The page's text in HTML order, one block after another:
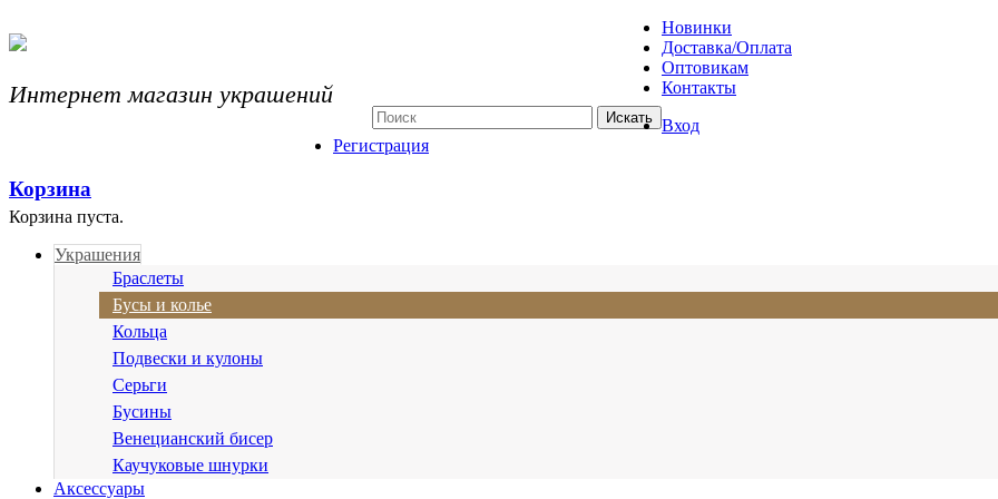
Интернет магазин украшений
Новинки
Доставка/Оплата
Оптовикам
Контакты
Вход
Регистрация
Корзина
Корзина пуста.
Украшения
Браслеты
Бусы и колье
Кольца
Подвески и кулоны
Серьги
Бусины
Венецианский бисер
Каучуковые шнурки
Аксессуары